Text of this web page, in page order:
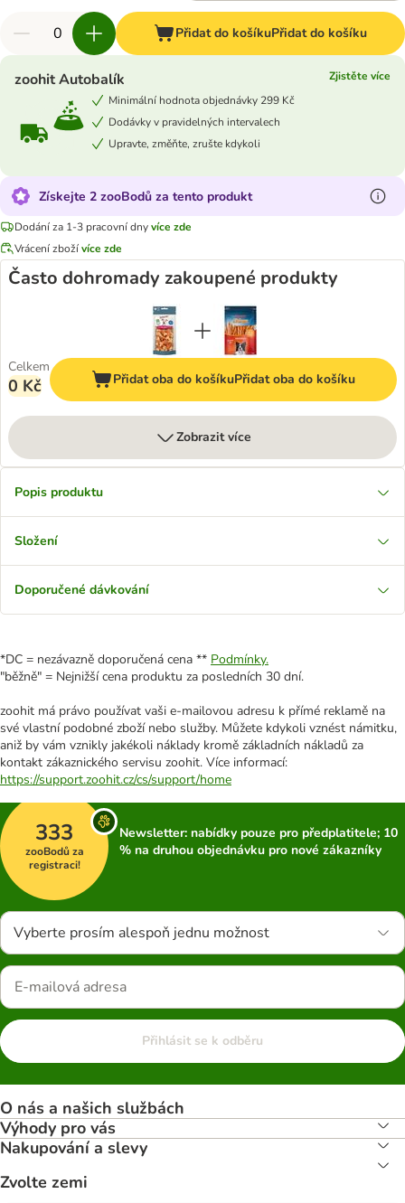
Přidat do košíkuPřidat do košíku
zoohit Autobalík
Zjistěte více
Minimální hodnota objednávky 299 Kč
Dodávky v pravidelných intervalech
Upravte, změňte, zrušte kdykoli
Získejte 2 zooBodů za tento produkt
Dodání za 1-3 pracovní dnyvíce zde
Vrácení zbožívíce zde
Často dohromady zakoupené produkty
Celkem
0 Kč Přidat oba do košíkuPřidat oba do košíku
Zobrazit více
Popis produktu
Složení
Doporučené dávkování
*DC = nezávazně doporučená cena ** Podmínky.
"běžně" = Nejnižší cena produktu za posledních 30 dní.
zoohit má právo používat vaši e-mailovou adresu k přímé reklamě na
své vlastní podobné zboží nebo služby. Můžete kdykoli vznést námitku,
aniž by vám vznikly jakékoli náklady kromě základních nákladů za
kontakt zákaznického servisu zoohit. Více informací:
https://support.zoohit.cz/cs/support/home
333
zooBodů za
registraci!
Newsletter: nabídky pouze pro předplatitele; 10
% na druhou objednávku pro nové zákazníky
Vyberte prosím alespoň jednu možnost
Přihlásit se k odběru
O nás a našich službách
Výhody pro vás
Nakupování a slevy
Zvolte zemi